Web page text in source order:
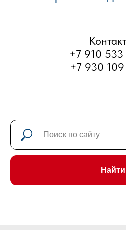
г. Рыбинск, улица
Тоговщинская, д.16б
Часы работы: Пн-Сб с 9 до
Найти